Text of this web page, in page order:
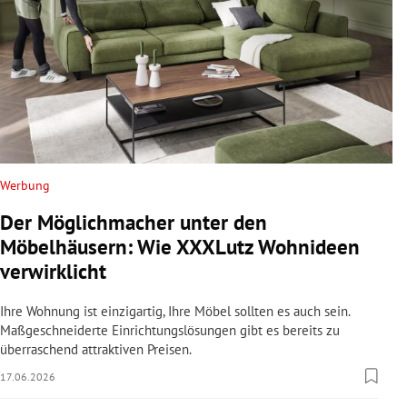
Untermenü
Untermenü
Untermenü
Untermenü
Untermenü
Untermenü
Untermenü
Untermenü
Werbung
Der Möglichmacher unter den
Möbelhäusern: Wie XXXLutz Wohnideen
verwirklicht
Ihre Wohnung ist einzigartig, Ihre Möbel sollten es auch sein.
Maßgeschneiderte Einrichtungslösungen gibt es bereits zu
überraschend attraktiven Preisen.
17.06.2026